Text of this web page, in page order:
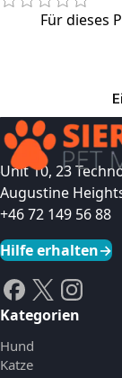
Für dieses
Unit 10, 23
Augustine
+46 72 149 56 88
Hilfe erhalten→
Kategorien
Hund
Katze